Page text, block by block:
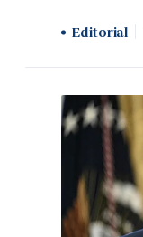
Editorial